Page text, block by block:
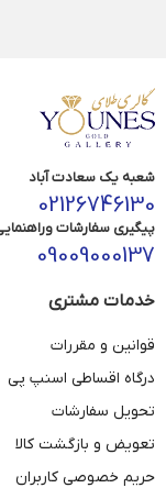
شعبه یک سعادت آباد
02126746130
پیگیری سفارشات وراهنمایی
09009000137
خدمات مشتری
قوانین و مقررات
درگاه اقساطی اسنپ پی
تحویل سفارشات
تعویض و بازگشت کالا
حریم خصوصی کاربران